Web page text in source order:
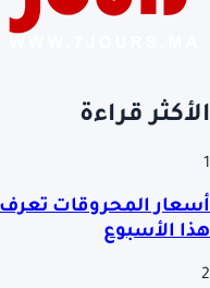
الأكثر قراءة
1
أسعار المحروقات
هذا الأسبوع
2